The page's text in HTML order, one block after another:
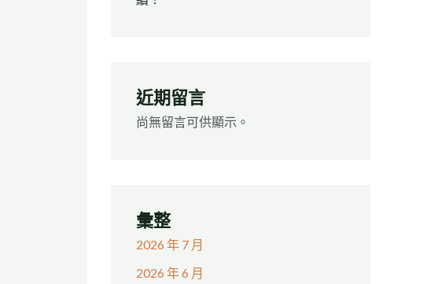
近期留言
尚無留言可供顯示。
彙整
2026 年 7 月
2026 年 6 月